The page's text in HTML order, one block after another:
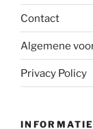
Contact
Algemene
Privacy Policy
INFORMATIE